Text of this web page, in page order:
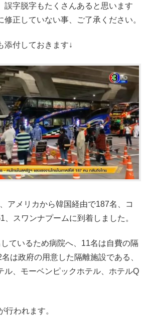
誤字脱字もたくさんあると思います
修正していない事、ご了承ください。
添付しておきます↓
アメリカから韓国経由で187名、コ
、スワンナプームに到着しました。
ているため病院へ、11名は自費の隔
は政府の用意した隔離施設である、
ル、モーベンピックホテル、ホテルQ
行われます。